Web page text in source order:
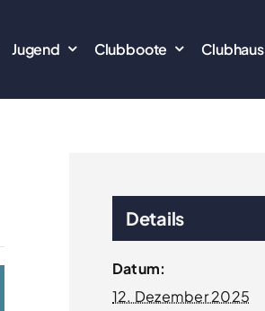
Jugend Clubboote Clubhaus
Details
Datum:
12. Dezember 2025